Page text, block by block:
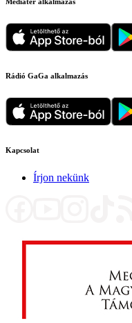
Rádió GaGa alkalmazás
Kapcsolat
Írjon nekünk